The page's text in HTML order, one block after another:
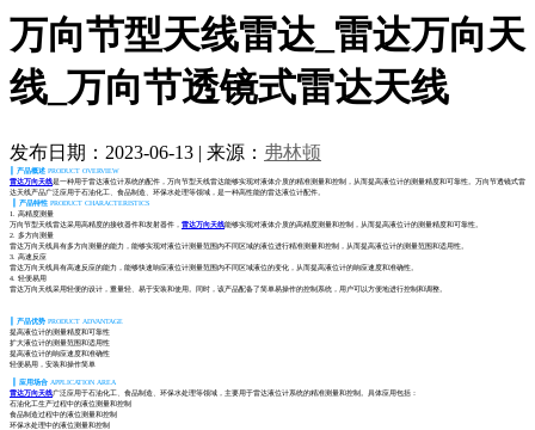
万向节型天线雷达_雷达万向天
线_万向节透镜式雷达天线
发布日期：2023-06-13 | 来源： 弗林顿
产品概述 PRODUCT OVERVIEW
雷达万向天线是一种用于雷达液位计系统的配件，万向节型天线雷达能够实现对液体介质的精准测量和控制，从而提高液位计的测量精度和可靠性。万向节透镜式雷
达天线产品广泛应用于石油化工、食品制造、环保水处理等领域，是一种高性能的雷达液位计配件。
产品特性 PRODUCT CHARACTERISTICS
1. 高精度测量
万向节型天线雷达采用高精度的接收器件和发射器件， 雷达万向天线能够实现对液体介质的高精度测量和控制，从而提高液位计的测量精度和可靠性。
2. 多方向测量
雷达万向天线具有多方向测量的能力，能够实现对液位计测量范围内不同区域的液位进行精准测量和控制，从而提高液位计的测量范围和适用性。
3. 高速反应
雷达万向天线具有高速反应的能力，能够快速响应液位计测量范围内不同区域液位的变化，从而提高液位计的响应速度和准确性。
4. 轻便易用
雷达万向天线采用轻便的设计，重量轻、易于安装和使用。同时，该产品配备了简单易操作的控制系统，用户可以方便地进行控制和调整。
产品优势 PRODUCT ADVANTAGE
提高液位计的测量精度和可靠性
扩大液位计的测量范围和适用性
提高液位计的响应速度和准确性
轻便易用，安装和操作简单
应用场合 APPLICATION AREA
雷达万向天线广泛应用于石油化工、食品制造、环保水处理等领域，主要用于雷达液位计系统的精准测量和控制。具体应用包括：
石油化工生产过程中的液位测量和控制
食品制造过程中的液位测量和控制
环保水处理中的液位测量和控制